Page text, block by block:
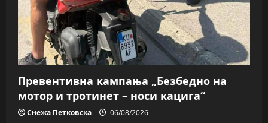
Превентивна кампања „Безбедно на
мотор и тротинет – носи кацига“
Снежа Петковска 06/08/2026